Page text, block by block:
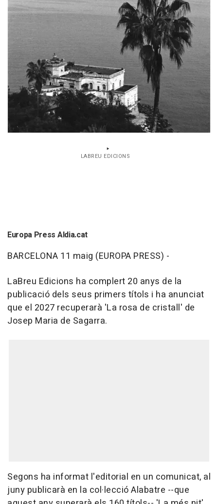
LABREU EDICIONS
Europa Press Aldia.cat
BARCELONA 11 maig (EUROPA PRESS) -
LaBreu Edicions ha complert 20 anys de la
publicació dels seus primers títols i ha anunciat
que el 2027 recuperarà 'La rosa de cristall' de
Josep Maria de Sagarra.
Segons ha informat l'editorial en un comunicat, al
juny publicarà en la col·lecció Alabatre --que